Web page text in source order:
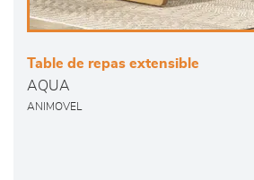
Table de repas extensible
AQUA
ANIMOVEL